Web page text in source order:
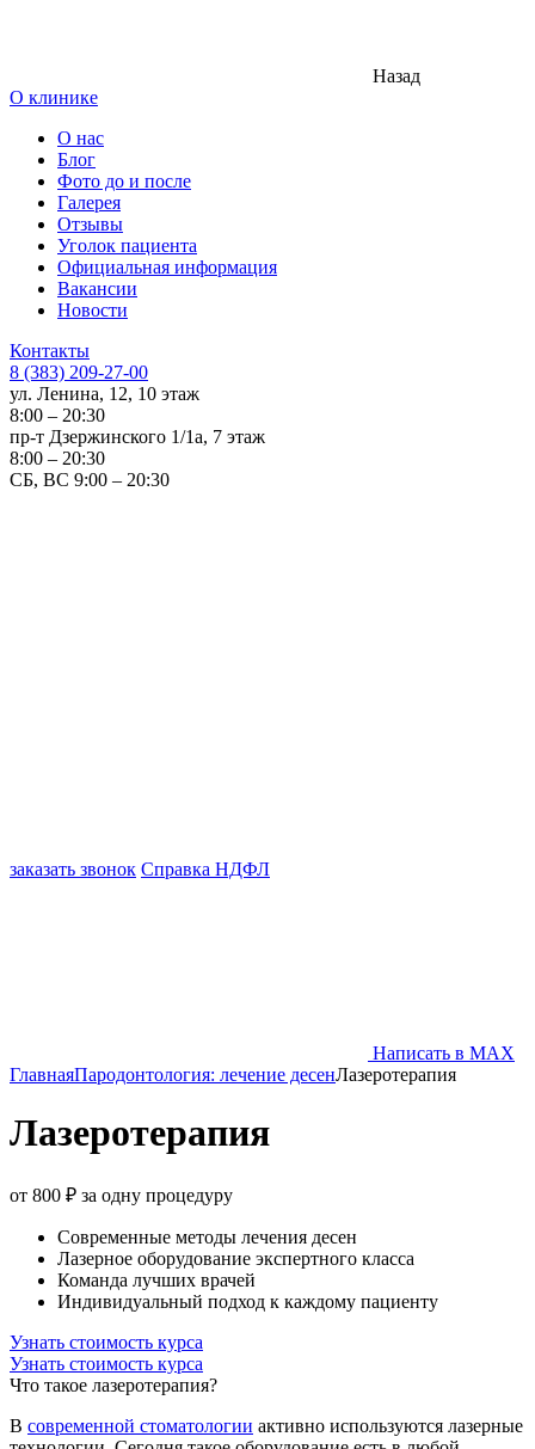
Назад
О клинике
О нас
Блог
Фото до и после
Галерея
Отзывы
Уголок пациента
Официальная информация
Вакансии
Новости
Контакты
8 (383) 209-27-00
ул. Ленина, 12, 10 этаж
8:00 – 20:30
пр-т Дзержинского 1/1а, 7 этаж
8:00 – 20:30
СБ, ВС 9:00 – 20:30
заказать звонок Справка НДФЛ
Написать в MAX
ГлавнаяПародонтология: лечение десенЛазеротерапия
Лазеротерапия
от 800 ₽ за одну процедуру
Современные методы лечения десен
Лазерное оборудование экспертного класса
Команда лучших врачей
Индивидуальный подход к каждому пациенту
Узнать стоимость курса
Узнать стоимость курса
Что такое лазеротерапия?
В современной стоматологии активно используются лазерные